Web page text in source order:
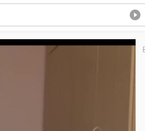
